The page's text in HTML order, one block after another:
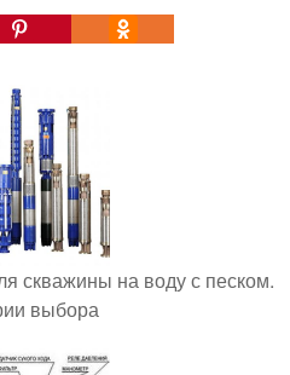
скважины на воду с песком.
выбора